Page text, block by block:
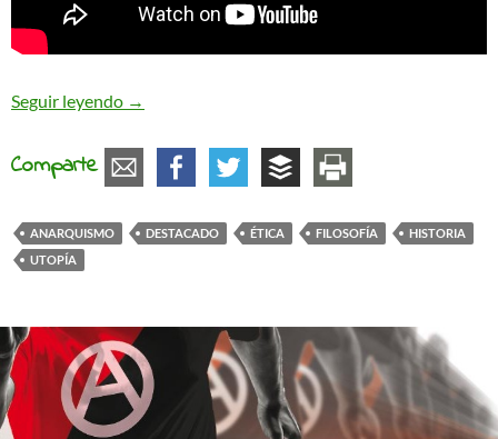
Seguir leyendo La utopía como deseo ético-social
→
Comparte
ANARQUISMO DESTACADO ÉTICA FILOSOFÍA
HISTORIA
UTOPÍA